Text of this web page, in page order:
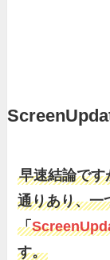
早速結論です
通りあり、一
「
す。